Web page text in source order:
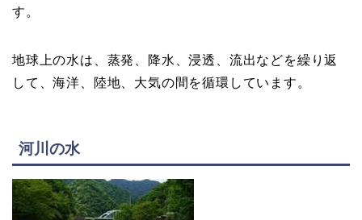
す。
地球上の水は、蒸発、降水、浸透、流出などを繰り返
して、海洋、陸地、大気の間を循環しています。
河川の水